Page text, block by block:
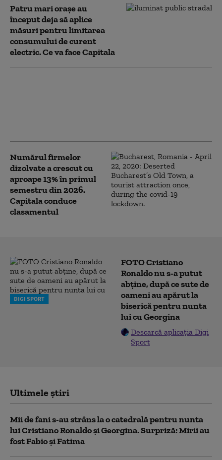
Patru mari orașe au
început deja să aplice
măsuri pentru limitarea
consumului de curent
electric. Ce va face Capitala
Numărul firmelor
dizolvate a crescut cu
aproape 13% în primul
semestru din 2026.
Capitala conduce
clasamentul
DIGI SPORT
FOTO Cristiano
Ronaldo nu s-a putut
abține, după ce sute de
oameni au apărut la
biserică pentru nunta
lui cu Georgina
Descarcă aplicația Digi
Sport
Ultimele știri
Mii de fani s-au strâns la o catedrală pentru nunta
lui Cristiano Ronaldo şi Georgina. Surpriză: Mirii au
fost Fabio şi Fatima